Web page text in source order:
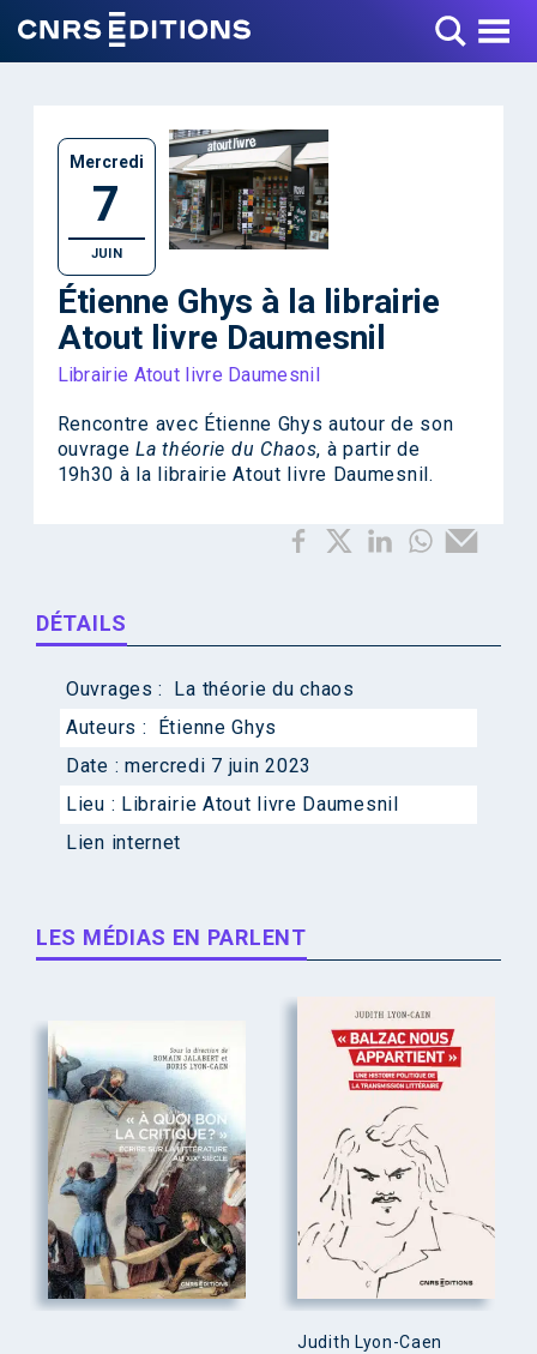
Toggle Menu
Mercredi
7
JUIN
Étienne Ghys à la librairie
Atout livre Daumesnil
Librairie Atout livre Daumesnil
Rencontre avec Étienne Ghys autour de son
ouvrageLa théorie du Chaos, à partir de
19h30 à la librairie Atout livre Daumesnil.
DÉTAILS
Ouvrages :
La théorie du chaos
Auteurs :
Étienne Ghys
Date : mercredi 7 juin 2023
Lieu : Librairie Atout livre Daumesnil
Lien internet
LES MÉDIAS EN PARLENT
Judith Lyon-Caen